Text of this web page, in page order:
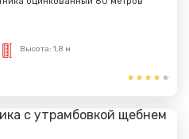
Высота: 1,8 м